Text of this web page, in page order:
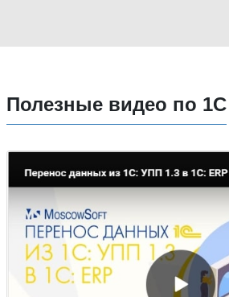
Полезные видео по 1С